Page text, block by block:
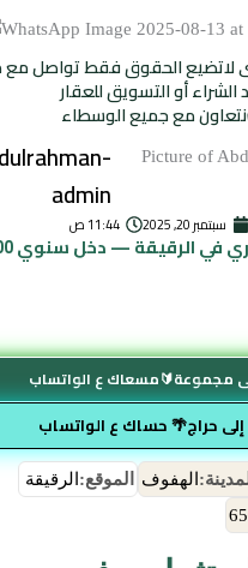
لاتضيع الحقوق فقط تواصل
الشراء أو التسويق للعقار
مع جميع الوسطاء
admin
سبتمبر 20, 2025 11:44 ص
في الرقيقة — دخل سنوي 35,000
مجموعة🔰مسعاك ع الواتساب
حراج🌴 حساك ع الواتساب
الهفوف الموقع: الرقيقة